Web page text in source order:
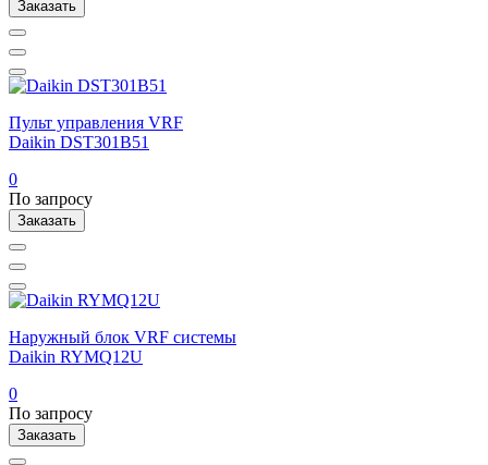
Заказать
Пульт управления VRF
Daikin DST301B51
0
По запросу
Заказать
Наружный блок VRF системы
Daikin RYMQ12U
0
По запросу
Заказать